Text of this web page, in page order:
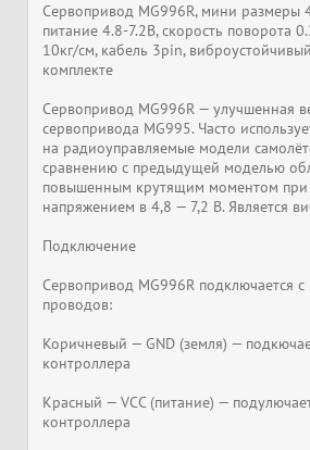
Сервопривод MG996R, мини размеры
питание 4.8-7.2В, скорость поворота
10кг/см, кабель 3pin,
комплекте
Сервопривод MG996R — улучшенная
сервопривода MG995. Часто
на радиоуправляемые модели
сравнению с предыдущей моделью
повышенным крутящим моментом при
напряжением в 4,8 — 7,2 В. Является
Подключение
Сервопривод MG996R подключается
проводов:
Коричневый — GND (земля) —
контроллера
Красный — VCC (питание) —
контроллера